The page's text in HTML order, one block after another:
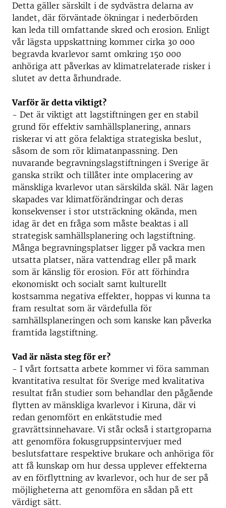
Detta gäller särskilt i de sydvästra delarna av
landet, där förväntade ökningar i nederbörden
kan leda till omfattande skred och erosion. Enligt
vår lägsta uppskattning kommer cirka 30 000
begravda kvarlevor samt omkring 150 000
anhöriga att påverkas av klimatrelaterade risker i
slutet av detta århundrade.
Varför är detta viktigt?
- Det är viktigt att lagstiftningen ger en stabil
grund för effektiv samhällsplanering, annars
riskerar vi att göra felaktiga strategiska beslut,
såsom de som rör klimatanpassning. Den
nuvarande begravningslagstiftningen i Sverige är
ganska strikt och tillåter inte omplacering av
mänskliga kvarlevor utan särskilda skäl. När lagen
skapades var klimatförändringar och deras
konsekvenser i stor utsträckning okända, men
idag är det en fråga som måste beaktas i all
strategisk samhällsplanering och lagstiftning.
Många begravningsplatser ligger på vackra men
utsatta platser, nära vattendrag eller på mark
som är känslig för erosion. För att förhindra
ekonomiskt och socialt samt kulturellt
kostsamma negativa effekter, hoppas vi kunna ta
fram resultat som är värdefulla för
samhällsplaneringen och som kanske kan påverka
framtida lagstiftning.
Vad är nästa steg för er?
- I vårt fortsatta arbete kommer vi föra samman
kvantitativa resultat för Sverige med kvalitativa
resultat från studier som behandlar den pågående
flytten av mänskliga kvarlevor i Kiruna, där vi
redan genomfört en enkätstudie med
gravrättsinnehavare. Vi står också i startgroparna
att genomföra fokusgruppsintervjuer med
beslutsfattare respektive brukare och anhöriga för
att få kunskap om hur dessa upplever effekterna
av en förflyttning av kvarlevor, och hur de ser på
möjligheterna att genomföra en sådan på ett
värdigt sätt.